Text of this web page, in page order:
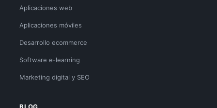
Aplicaciones web
Aplicaciones móviles
Desarrollo ecommerce
Software e-learning
Marketing digital y SEO